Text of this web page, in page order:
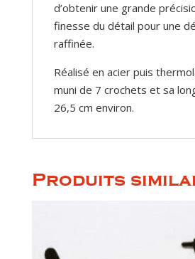
d’obtenir une grande
finesse du détail pour une
raffinée.
Réalisé en acier puis
muni de 7 crochets et sa
26,5 cm environ.
Produits